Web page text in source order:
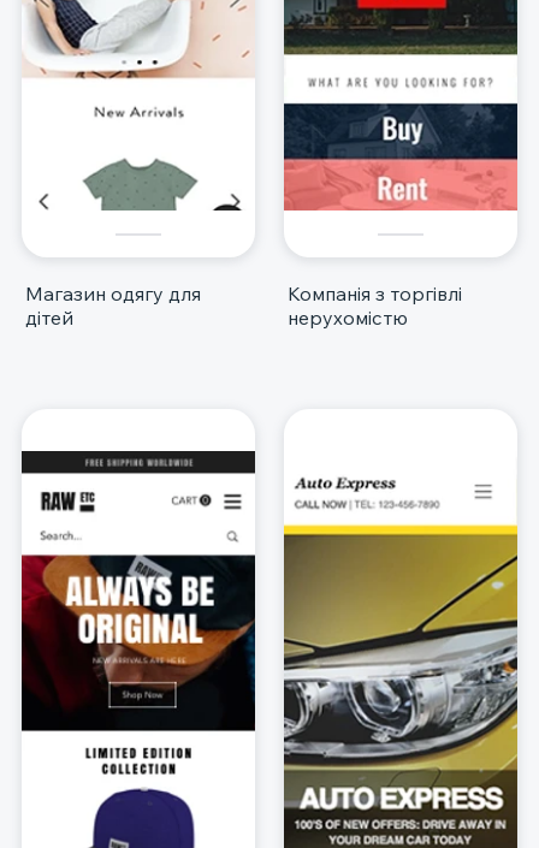
Магазин одягу для
дітей
Компанія з торгівлі
нерухомістю